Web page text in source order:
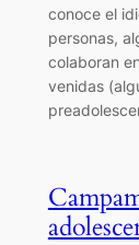
conoce el
personas,
colaboran
venidas